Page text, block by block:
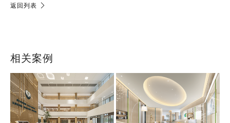
返回列表
相关案例